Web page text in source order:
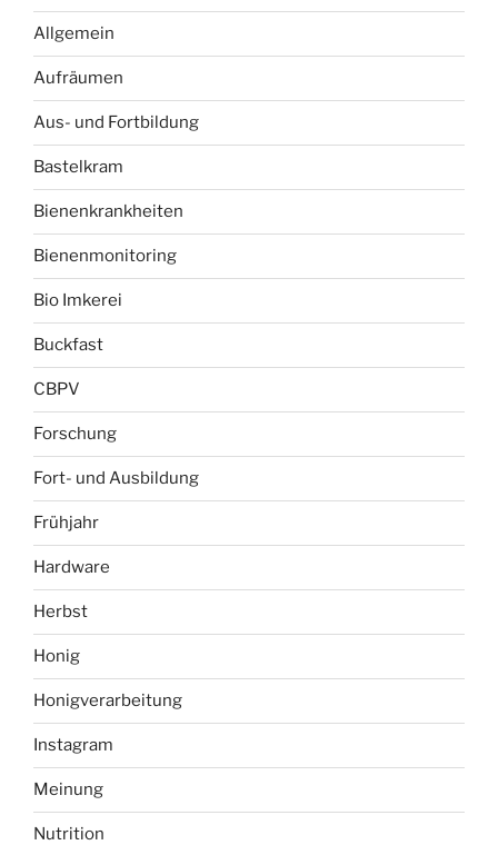
Allgemein
Aufräumen
Aus- und Fortbildung
Bastelkram
Bienenkrankheiten
Bienenmonitoring
Bio Imkerei
Buckfast
CBPV
Forschung
Fort- und Ausbildung
Frühjahr
Hardware
Herbst
Honig
Honigverarbeitung
Instagram
Meinung
Nutrition